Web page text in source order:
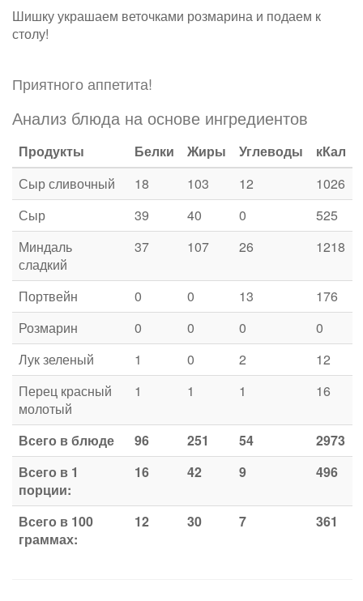
Шишку украшаем веточками розмарина и подаем к
столу!
Приятного аппетита!
Анализ блюда на основе ингредиентов
Продукты Белки Жиры Углеводы
кКал
Сыр сливочный
18 103 12
1026
Сыр
39 40 0
525
Миндаль
сладкий
37 107 26 1218
Портвейн 0 0 13
176
Розмарин
0 0 0
0
Лук зеленый
1 0 2
12
Перец красный
молотый
1 1 1 16
Всего в блюде 96 251 54
2973
Всего в 1
порции:
16 42 9 496
Всего в 100
граммах:
12 30 7 361